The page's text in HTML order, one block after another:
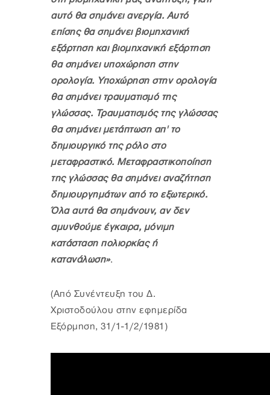
αυτό θα σημάνει ανεργία. Αυτό
επίσης θα σημάνει βιομηχανική
εξάρτηση και βιομηχανική εξάρτηση
θα σημάνει υποχώρηση στην
ορολογία. Υποχώρηση στην ορολογία
θα σημάνει τραυματισμό της
γλώσσας. Τραυματισμός της γλώσσας
θα σημάνει μετάπτωση απ' το
δημιουργικό της ρόλο στο
μεταφραστικό. Μεταφραστικοποίηση
της γλώσσας θα σημάνει αναζήτηση
δημιουργημάτων από το εξωτερικό.
Όλα αυτά θα σημάνουν, αν δεν
αμυνθούμε έγκαιρα, μόνιμη
κατάσταση πολιορκίας ή
κατανάλωση».
(Από Συνέντευξη του Δ.
Χριστοδούλου στην εφημερίδα
Εξόρμηση, 31/1-1/2/1981)